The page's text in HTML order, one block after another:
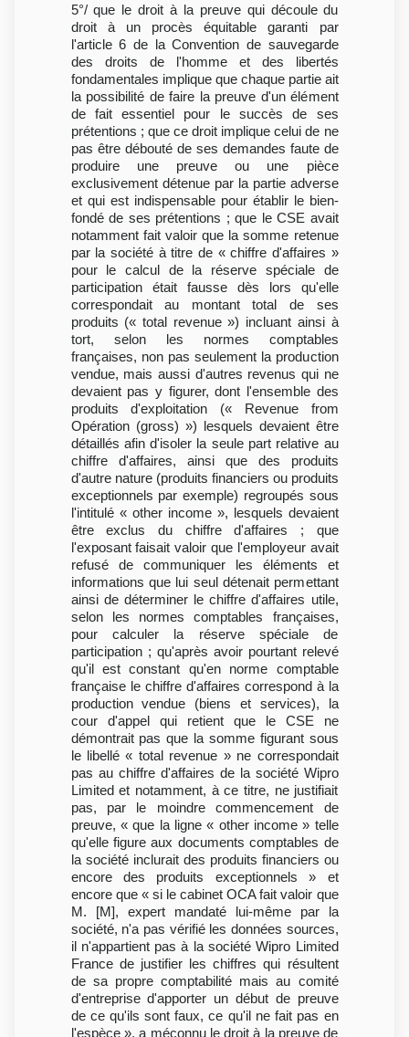
5°/ que le droit à la preuve qui découle du
droit à un procès équitable garanti par
l'article 6 de la Convention de sauvegarde
des droits de l'homme et des libertés
fondamentales implique que chaque partie ait
la possibilité de faire la preuve d'un élément
de fait essentiel pour le succès de ses
prétentions ; que ce droit implique celui de ne
pas être débouté de ses demandes faute de
produire une preuve ou une pièce
exclusivement détenue par la partie adverse
et qui est indispensable pour établir le bien-
fondé de ses prétentions ; que le CSE avait
notamment fait valoir que la somme retenue
par la société à titre de « chiffre d'affaires »
pour le calcul de la réserve spéciale de
participation était fausse dès lors qu'elle
correspondait au montant total de ses
produits (« total revenue ») incluant ainsi à
tort, selon les normes comptables
françaises, non pas seulement la production
vendue, mais aussi d'autres revenus qui ne
devaient pas y figurer, dont l'ensemble des
produits d'exploitation (« Revenue from
Opération (gross) ») lesquels devaient être
détaillés afin d'isoler la seule part relative au
chiffre d'affaires, ainsi que des produits
d'autre nature (produits financiers ou produits
exceptionnels par exemple) regroupés sous
l'intitulé « other income », lesquels devaient
être exclus du chiffre d'affaires ; que
l'exposant faisait valoir que l'employeur avait
refusé de communiquer les éléments et
informations que lui seul détenait permettant
ainsi de déterminer le chiffre d'affaires utile,
selon les normes comptables françaises,
pour calculer la réserve spéciale de
participation ; qu'après avoir pourtant relevé
qu'il est constant qu'en norme comptable
française le chiffre d'affaires correspond à la
production vendue (biens et services), la
cour d'appel qui retient que le CSE ne
démontrait pas que la somme figurant sous
le libellé « total revenue » ne correspondait
pas au chiffre d'affaires de la société Wipro
Limited et notamment, à ce titre, ne justifiait
pas, par le moindre commencement de
preuve, « que la ligne « other income » telle
qu'elle figure aux documents comptables de
la société inclurait des produits financiers ou
encore des produits exceptionnels » et
encore que « si le cabinet OCA fait valoir que
M. [M], expert mandaté lui-même par la
société, n'a pas vérifié les données sources,
il n'appartient pas à la société Wipro Limited
France de justifier les chiffres qui résultent
de sa propre comptabilité mais au comité
d'entreprise d'apporter un début de preuve
de ce qu'ils sont faux, ce qu'il ne fait pas en
l'espèce », a méconnu le droit à la preuve de